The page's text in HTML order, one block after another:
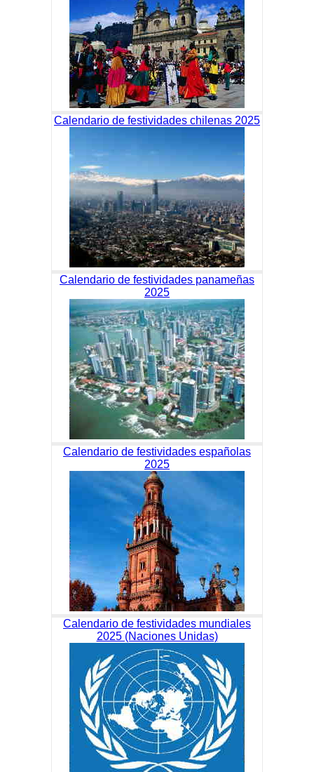
Calendario de festividades chilenas 2025
Calendario de festividades panameñas
2025
Calendario de festividades españolas
2025
Calendario de festividades mundiales
2025 (Naciones Unidas)